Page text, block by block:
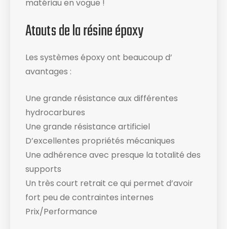
matériau en vogue !
Atouts de la résine époxy
Les systèmes époxy ont beaucoup d’
avantages :
Une grande résistance aux différentes
hydrocarbures
Une grande résistance artificiel
D’excellentes propriétés mécaniques
Une adhérence avec presque la totalité des
supports
Un très court retrait ce qui permet d’avoir
fort peu de contraintes internes
Prix/Performance